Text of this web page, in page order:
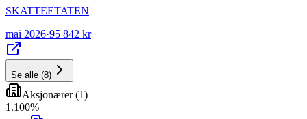
SKATTEETATEN
mai 2026·95 842 kr
Se alle (8)
Aksjonærer(1)
1 .100%